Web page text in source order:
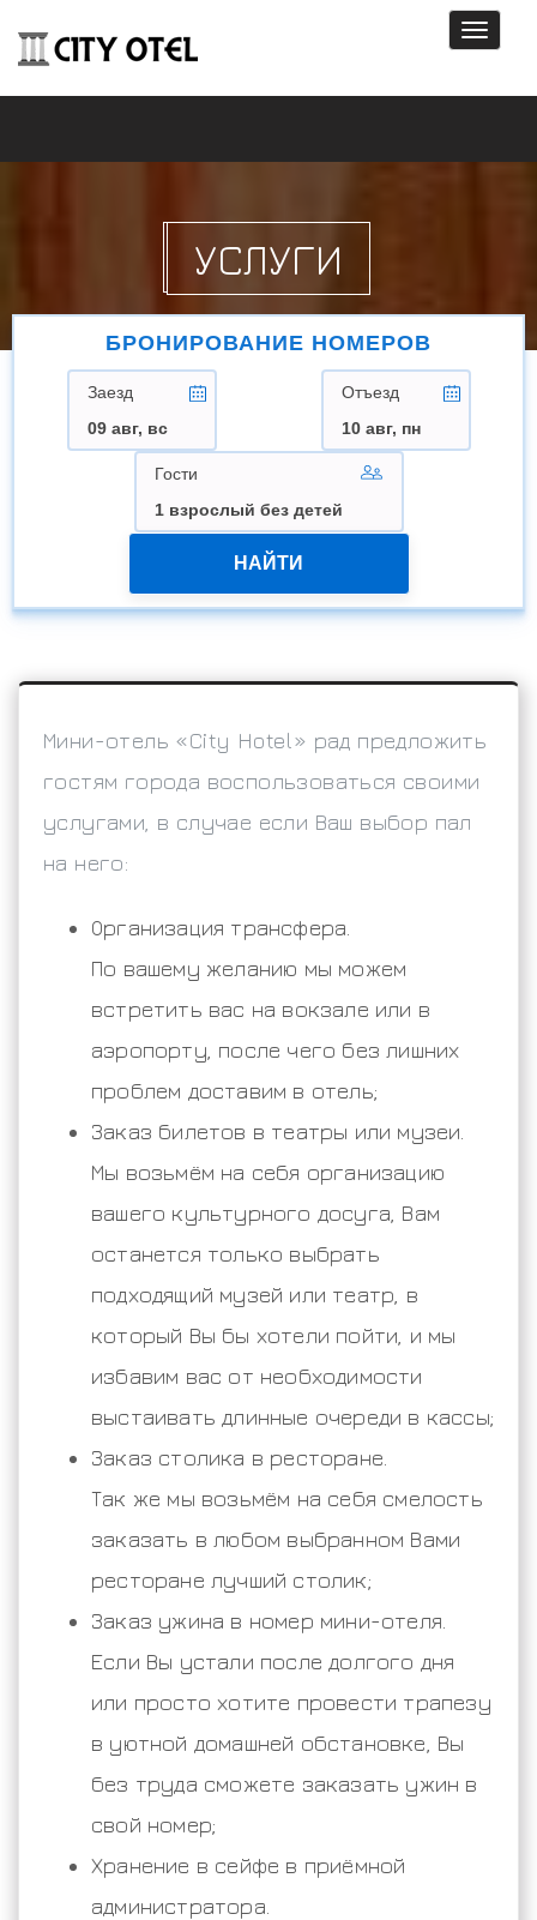
Toggle
УСЛУГИ
БРОНИРОВАНИЕ НОМЕРОВ
Заезд
09 авг, вс
Отъезд
10 авг, пн
Гости
1 взрослый без детей
НАЙТИ
Мини-отель «City Hotel» рад предложить
гостям города воспользоваться своими
услугами, в случае если Ваш выбор пал
на него:
Организация трансфера.
По вашему желанию мы можем
встретить вас на вокзале или в
аэропорту, после чего без лишних
проблем доставим в отель;
Заказ билетов в театры или музеи.
Мы возьмём на себя организацию
вашего культурного досуга, Вам
останется только выбрать
подходящий музей или театр, в
который Вы бы хотели пойти, и мы
избавим вас от необходимости
выстаивать длинные очереди в кассы;
Заказ столика в ресторане.
Так же мы возьмём на себя смелость
заказать в любом выбранном Вами
ресторане лучший столик;
Заказ ужина в номер мини-отеля.
Если Вы устали после долгого дня
или просто хотите провести трапезу
в уютной домашней обстановке, Вы
без труда сможете заказать ужин в
свой номер;
Хранение в сейфе в приёмной
администратора.